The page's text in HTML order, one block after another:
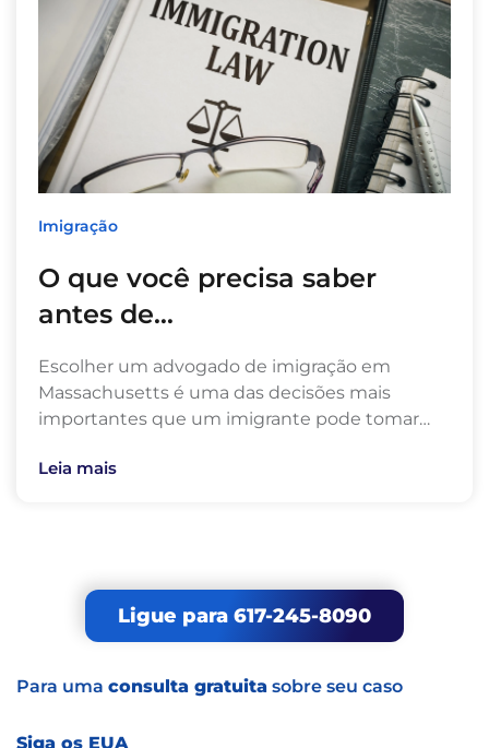
Imigração
O que você precisa saber
antes de…
Escolher um advogado de imigração em
Massachusetts é uma das decisões mais
importantes que um imigrante pode tomar…
Leia mais
Ligue para 617-245-8090
Para uma consulta gratuita sobre seu caso
Siga os EUA